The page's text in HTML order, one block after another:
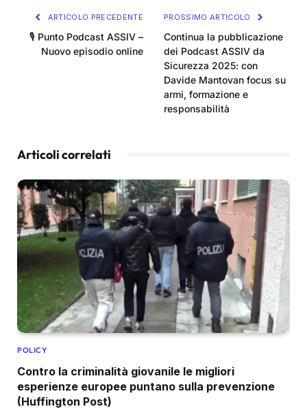
ARTICOLO PRECEDENTE
🎙 Punto Podcast ASSIV –
Nuovo episodio online
PROSSIMO ARTICOLO
Continua la pubblicazione
dei Podcast ASSIV da
Sicurezza 2025: con
Davide Mantovan focus su
armi, formazione e
responsabilità
Articoli correlati
POLICY
Contro la criminalità giovanile le migliori
esperienze europee puntano sulla prevenzione
(Huffington Post)